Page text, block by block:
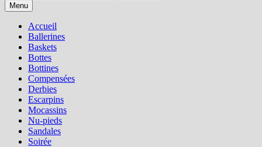
Menu
Accueil
Ballerines
Baskets
Bottes
Bottines
Compensées
Derbies
Escarpins
Mocassins
Nu-pieds
Sandales
Soirée